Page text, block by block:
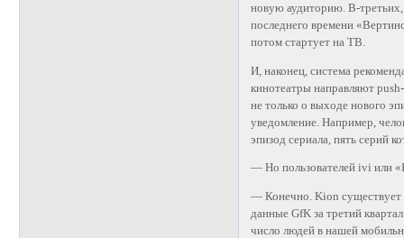
новую аудиторию. В-
последнего времени
потом стартует на ТВ.
И, наконец, система
кинотеатры направляют
не только о выходе нового
уведомление. Например,
эпизод сериала, пять серий
— Но пользователей ivi или
— Конечно. Kion существует
данные GfK за третий
число людей в нашей